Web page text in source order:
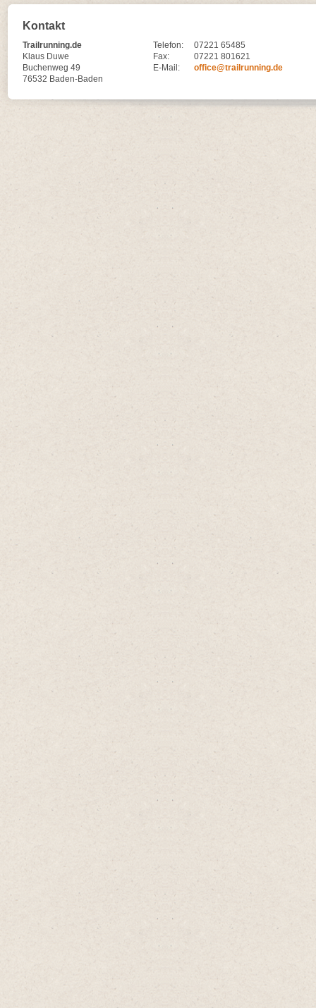
Kontakt
Trailrunning.de
Klaus Duwe
Buchenweg 49
76532 Baden-Baden
Telefon:
07221 65485
Fax:
07221 801621
E-Mail:
office@trailrunning.de